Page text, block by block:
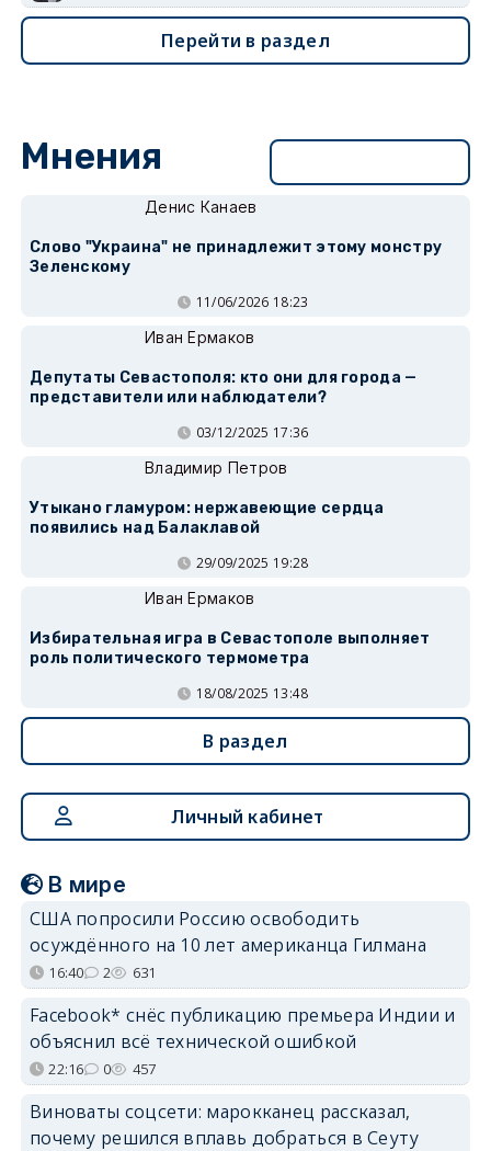
Перейти в раздел
Мнения
Денис Канаев
Слово "Украина" не принадлежит этому монстру
Зеленскому
11/06/2026 18:23
Иван Ермаков
Депутаты Севастополя: кто они для города —
представители или наблюдатели?
03/12/2025 17:36
Владимир Петров
Утыкано гламуром: нержавеющие сердца
появились над Балаклавой
29/09/2025 19:28
Иван Ермаков
Избирательная игра в Севастополе выполняет
роль политического термометра
18/08/2025 13:48
В раздел
Личный кабинет
В мире
США попросили Россию освободить
осуждённого на 10 лет американца Гилмана
16:40 2 631
Facebook* снёс публикацию премьера Индии и
объяснил всё технической ошибкой
22:16 0 457
Виноваты соцсети: марокканец рассказал,
почему решился вплавь добраться в Сеуту